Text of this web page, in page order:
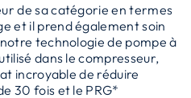
de sa catégorie en termes
et il prend également soin
technologie de pompe à
dans le compresseur,
incroyable de réduire
30 fois et le PRG*